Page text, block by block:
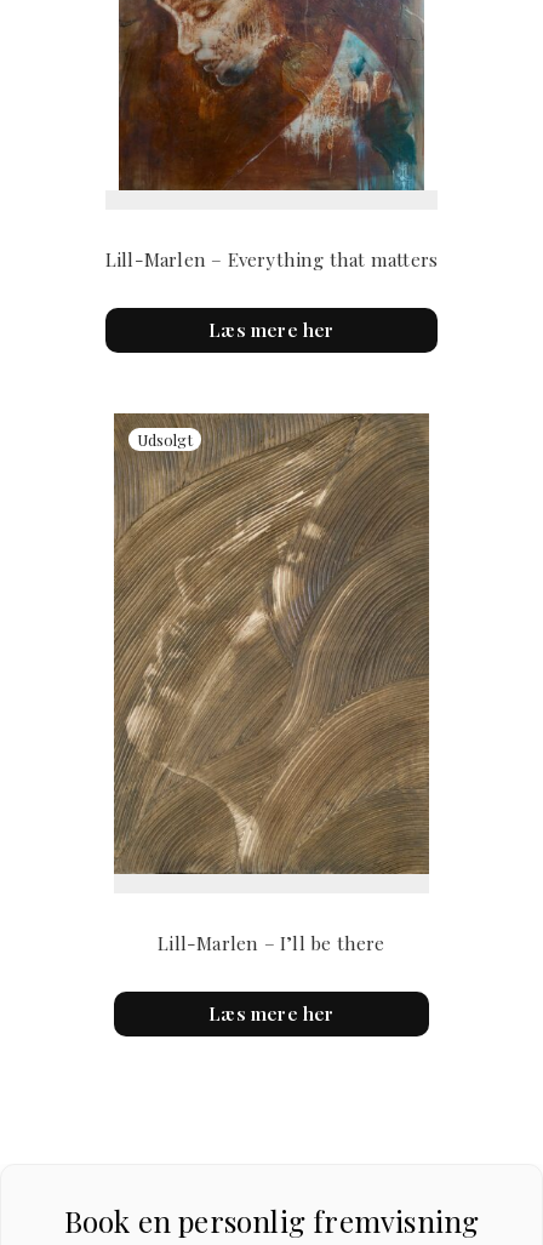
Lill-Marlen – Everything that matters
Læs mere her
Lill-Marlen – I’ll be there
Læs mere her
Book en personlig fremvisning